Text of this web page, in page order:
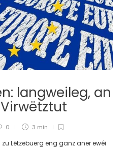
langweileg, an
0 3 min
Lëtzebuerg eng ganz aner ewéi